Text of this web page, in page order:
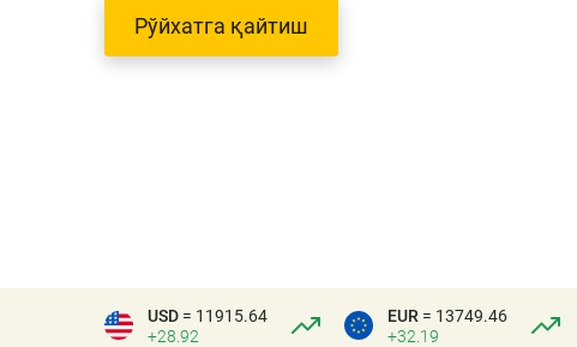
Рўйхатга қайтиш
USD = 11915.64
+28.92
EUR = 13749.46
+32.19